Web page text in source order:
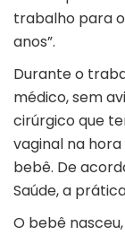
trabalho para o
anos”.
Durante o
médico, sem
cirúrgico que
vaginal na
bebê. De
Saúde,a
O bebê